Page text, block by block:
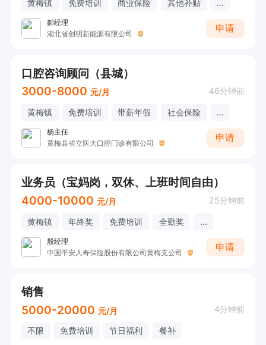
黄梅镇 免费培训 商业保险 其他补贴 ...
郝经理
湖北省创明新能源有限公司
申请
口腔咨询顾问（县城）
3000-8000 元/月 46分钟前
黄梅镇 免费培训 带薪年假 社会保险 ...
杨主任
黄梅县省立医大口腔门诊有限公司
申请
业务员（宝妈岗，双休、上班时间自由）
4000-10000 元/月 25分钟前
黄梅镇 年终奖 免费培训 全勤奖 ...
殷经理
中国平安人寿保险股份有限公司黄梅支公司
申请
销售
5000-20000 元/月 4分钟前
不限 免费培训 节日福利 餐补